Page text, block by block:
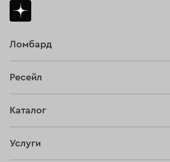
Ломбард
Тарифы
Ресейл
Купить
Каталог
Услуги